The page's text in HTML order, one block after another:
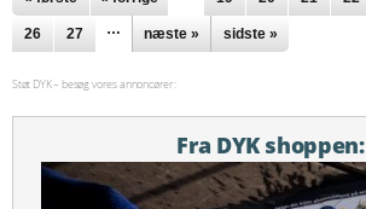
26 27 … næste » sidste »
Støt DYK – besøg vores annoncører:
Fra DYK shoppen: